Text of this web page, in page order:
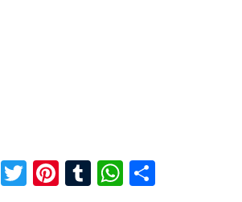
Facebook
Twitter
Pinterest
TumblrWhatsApp